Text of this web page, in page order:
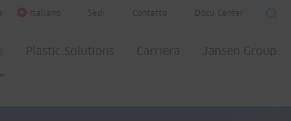
Italiano Sedi Contatto Docu Center